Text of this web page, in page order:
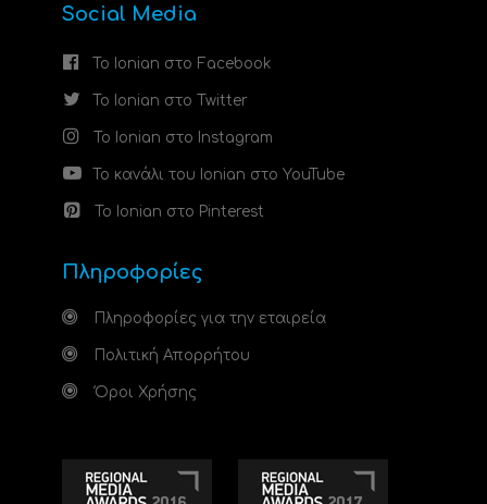
Social Media
Το Ionian στο Facebook
Το Ionian στο Twitter
Το Ionian στο Instagram
Το κανάλι του Ionian στο YouTube
Το Ionian στο Pinterest
Πληροφορίες
Πληροφορίες για την εταιρεία
Πολιτική Απορρήτου
Όροι Χρήσης